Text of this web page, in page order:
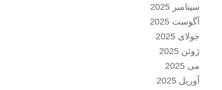
سپتامبر 2025
آگوست 2025
جولای 2025
ژوئن 2025
می 2025
آوریل 2025